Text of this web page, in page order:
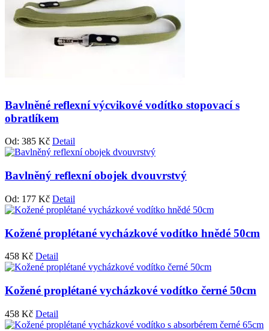
Bavlněné reflexní výcvikové vodítko stopovací s
obratlíkem
Od: 385 Kč Detail
Bavlněný reflexní obojek dvouvrstvý
Od: 177 Kč Detail
Kožené proplétané vycházkové vodítko hnědé 50cm
458 Kč Detail
Kožené proplétané vycházkové vodítko černé 50cm
458 Kč Detail